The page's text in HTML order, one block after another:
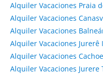
Alquiler Vacaciones Praia
Alquiler Vacaciones
Alquiler Vacaciones
Alquiler Vacaciones
Alquiler Vacaciones
Alquiler Vacaciones Jurere